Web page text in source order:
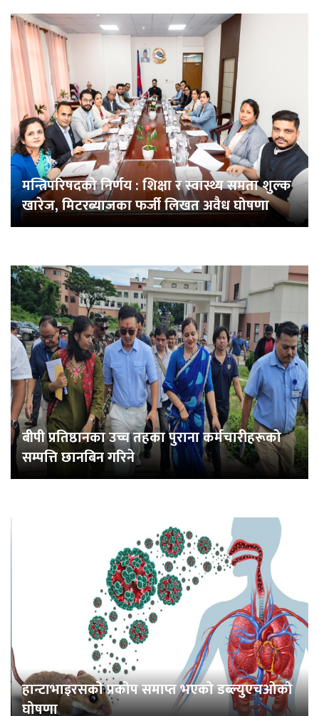
मन्त्रिपरिषदको निर्णय : शिक्षा र स्वास्थ्य समता शुल्क
खारेज, मिटरब्याजका फर्जी लिखत अवैध घोषणा
बीपी प्रतिष्ठानका उच्च तहका पुराना कर्मचारीहरूको
सम्पत्ति छानबिन गरिने
हान्टाभाइरसको प्रकोप समाप्त भएको डब्ल्युएचओको
घोषणा